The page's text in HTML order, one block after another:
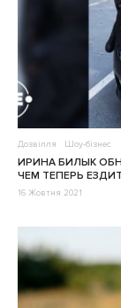
Дозвілля Шоу-бізнес
ИРИНА БИЛЫК
ЧЕМ ТЕПЕРЬ
16 Жовтня 2021